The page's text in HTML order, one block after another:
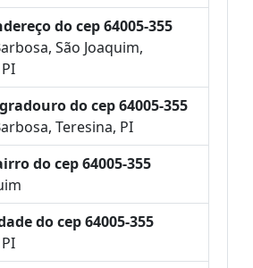
do cep 64005-355
São Joaquim,
do cep 64005-355
Teresina, PI
do cep 64005-355
do cep 64005-355